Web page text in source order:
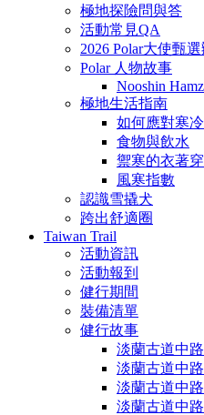
極地探險問與答
活動常見QA
2026 Polar大使甄
Polar 人物故事
Nooshin
極地生活指南
如何應對寒冷
食物與飲水
禦寒的衣著
風寒指數
認識雪撬犬
跨出舒適圈
Taiwan Trail
活動資訊
活動報到
健行期間
裝備清單
健行故事
淡蘭古道中
淡蘭古道中
淡蘭古道中
淡蘭古道中